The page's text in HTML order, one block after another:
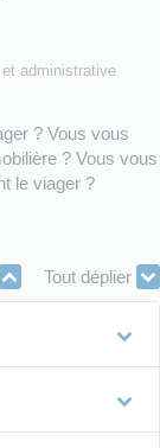
administrative
? Vous vous
? Vous vous
le viager ?
Tout déplier